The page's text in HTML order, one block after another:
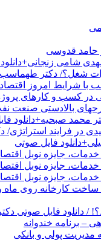
حامد قدوسی
شامی زنجانی+دانلود
شغل؟/ دکتر طهماسب
شرایط امروز
کسب و کارهای
بالادستی صنعت
صبحیه+دانلود
در فرایند استراتژی/
فایل صوتی
جایزه نوبل
جایزه نوبل
جایزه نوبل
کارخانه روی ماه
/ دانلود فایل صوتی
برنامه خندوانه
پولی و بانکی